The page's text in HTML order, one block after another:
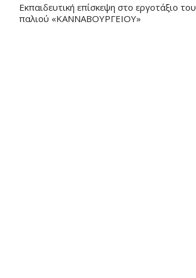
Εκπαιδευτική επίσκεψη στο εργοτάξιο του
παλιού «ΚΑΝΝΑΒΟΥΡΓΕΙΟΥ»